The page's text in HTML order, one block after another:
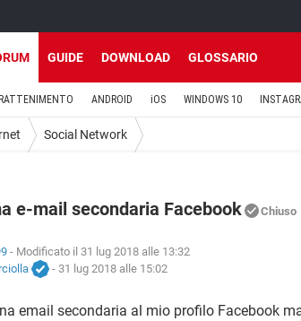
GUIDE DOWNLOAD GLOSSARIO
ANDROID iOS WINDOWS 10
Social Network
e-mail secondaria Facebook Chiuso
- Modificato il 31 lug 2018 alle 13:32
- 31 lug 2018 alle 15:02
email secondaria al mio profilo Facebook